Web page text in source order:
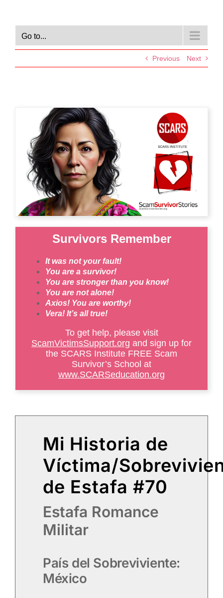
Go to...
Previous Next
Survivors Remember
It was not your fault!
You are a survivor!
You are stronger than you know!
You are not alone!
Axios! You are worthy!
Vera! It’s all true!
To get help, please visit
ScamVictimsSupport.org and sign up for
the SCARS Institute FREE Scam
Survivor’s School at
www.SCARSeducation.org
Mi Historia de
Víctima/
de Estafa #70
Estafa Romance
Militar
País del Sobreviviente:
México